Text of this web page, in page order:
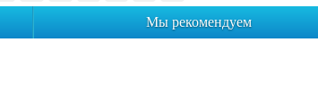
Мы рекомендуем